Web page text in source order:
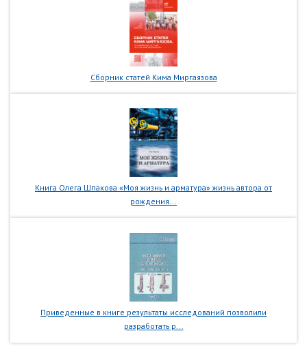
Сборник статей Кима Миргаязова
Книга Олега Шпакова «Моя жизнь и арматура» жизнь автора от
рождения...
Приведенные в книге результаты исследований позволили
разработать р...